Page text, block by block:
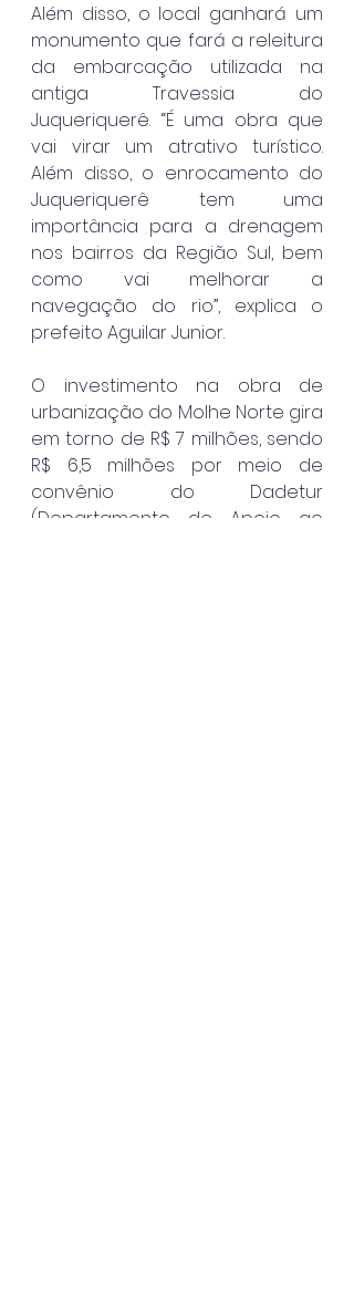
Além disso, o local ganhará um
monumento que fará a releitura
da embarcação utilizada na
antiga Travessia do
Juqueriquerê. “É uma obra que
vai virar um atrativo turístico.
Além disso, o enrocamento do
Juqueriquerê tem uma
importância para a drenagem
nos bairros da Região Sul, bem
como vai melhorar a
navegação do rio”, explica o
prefeito Aguilar Junior.
O investimento na obra de
urbanização do Molhe Norte gira
em torno de R$ 7 milhões, sendo
R$ 6,5 milhões por meio de
convênio do Dadetur
(Departamento de Apoio ao